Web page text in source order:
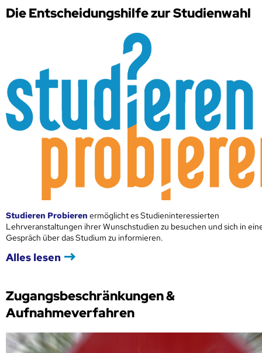
Die Entscheidungshilfe zur Studienwahl
Studieren Probieren ermöglicht es Studieninteressierten
Lehrveranstaltungen ihrer Wunschstudien zu besuchen und sich in
Gespräch über das Studium zu informieren.
Alles lesen
Zugangsbeschränkungen &
Aufnahmeverfahren